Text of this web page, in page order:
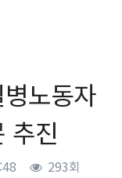
노동자
추진
293회